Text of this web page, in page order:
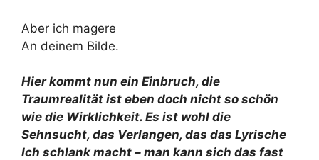
Aber ich magere
An deinem Bilde.
Hier kommt nun ein Einbruch, die
Traumrealität ist eben doch nicht so schön
wie die Wirklichkeit. Es ist wohl die
Sehnsucht, das Verlangen, das das Lyrische
Ich schlank macht – man kann sich das fast